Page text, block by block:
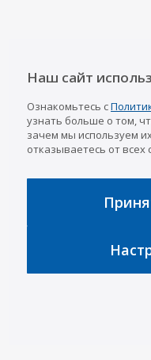
Казань
8 (843) 207-
Уфа
8 (347) 258-
8 (8352) 38-
Интернет-
Наш сайт
Ознакомьтесь с
узнать больше о том,
зачем мы используем
отказываетесь от всех